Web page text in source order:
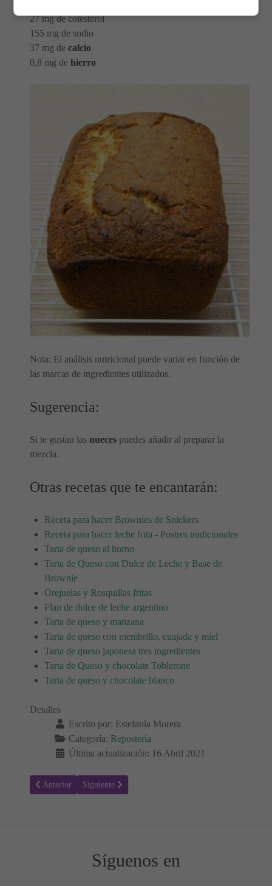
27 mg de colesterol
155 mg de sodio
37 mg de calcio
0,8 mg de hierro
Nota: El análisis nutricional puede variar en función de
las marcas de ingredientes utilizados.
Sugerencia:
Si te gustan las nueces puedes añadir al preparar la
mezcla.
Otras recetas que te encantarán:
Receta para hacer Brownies de Snickers
Receta para hacer leche frita - Postres tradicionales
Tarta de queso al horno
Tarta de Queso con Dulce de Leche y Base de
Brownie
Orejuelas y Rosquillas fritas
Flan de dulce de leche argentino
Tarta de queso y manzana
Tarta de queso con membrillo, cuajada y miel
Tarta de queso japonesa tres ingredientes
Tarta de Queso y chocolate Toblerone
Tarta de queso y chocolate blanco
Detalles
Escrito por: Estefanía Morera
Categoría: Repostería
Última actualización: 16 Abril 2021
Artículo anterior: Receta para hacer Tarta de mandarina y piña
Anterior Artículo siguiente: Receta para hacer Tarta de plátanos
Siguiente
Síguenos en